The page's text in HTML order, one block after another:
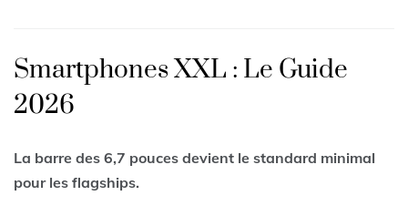
Smartphones XXL : Le Guide
2026
La barre des 6,7 pouces devient le standard minimal
pour les flagships.